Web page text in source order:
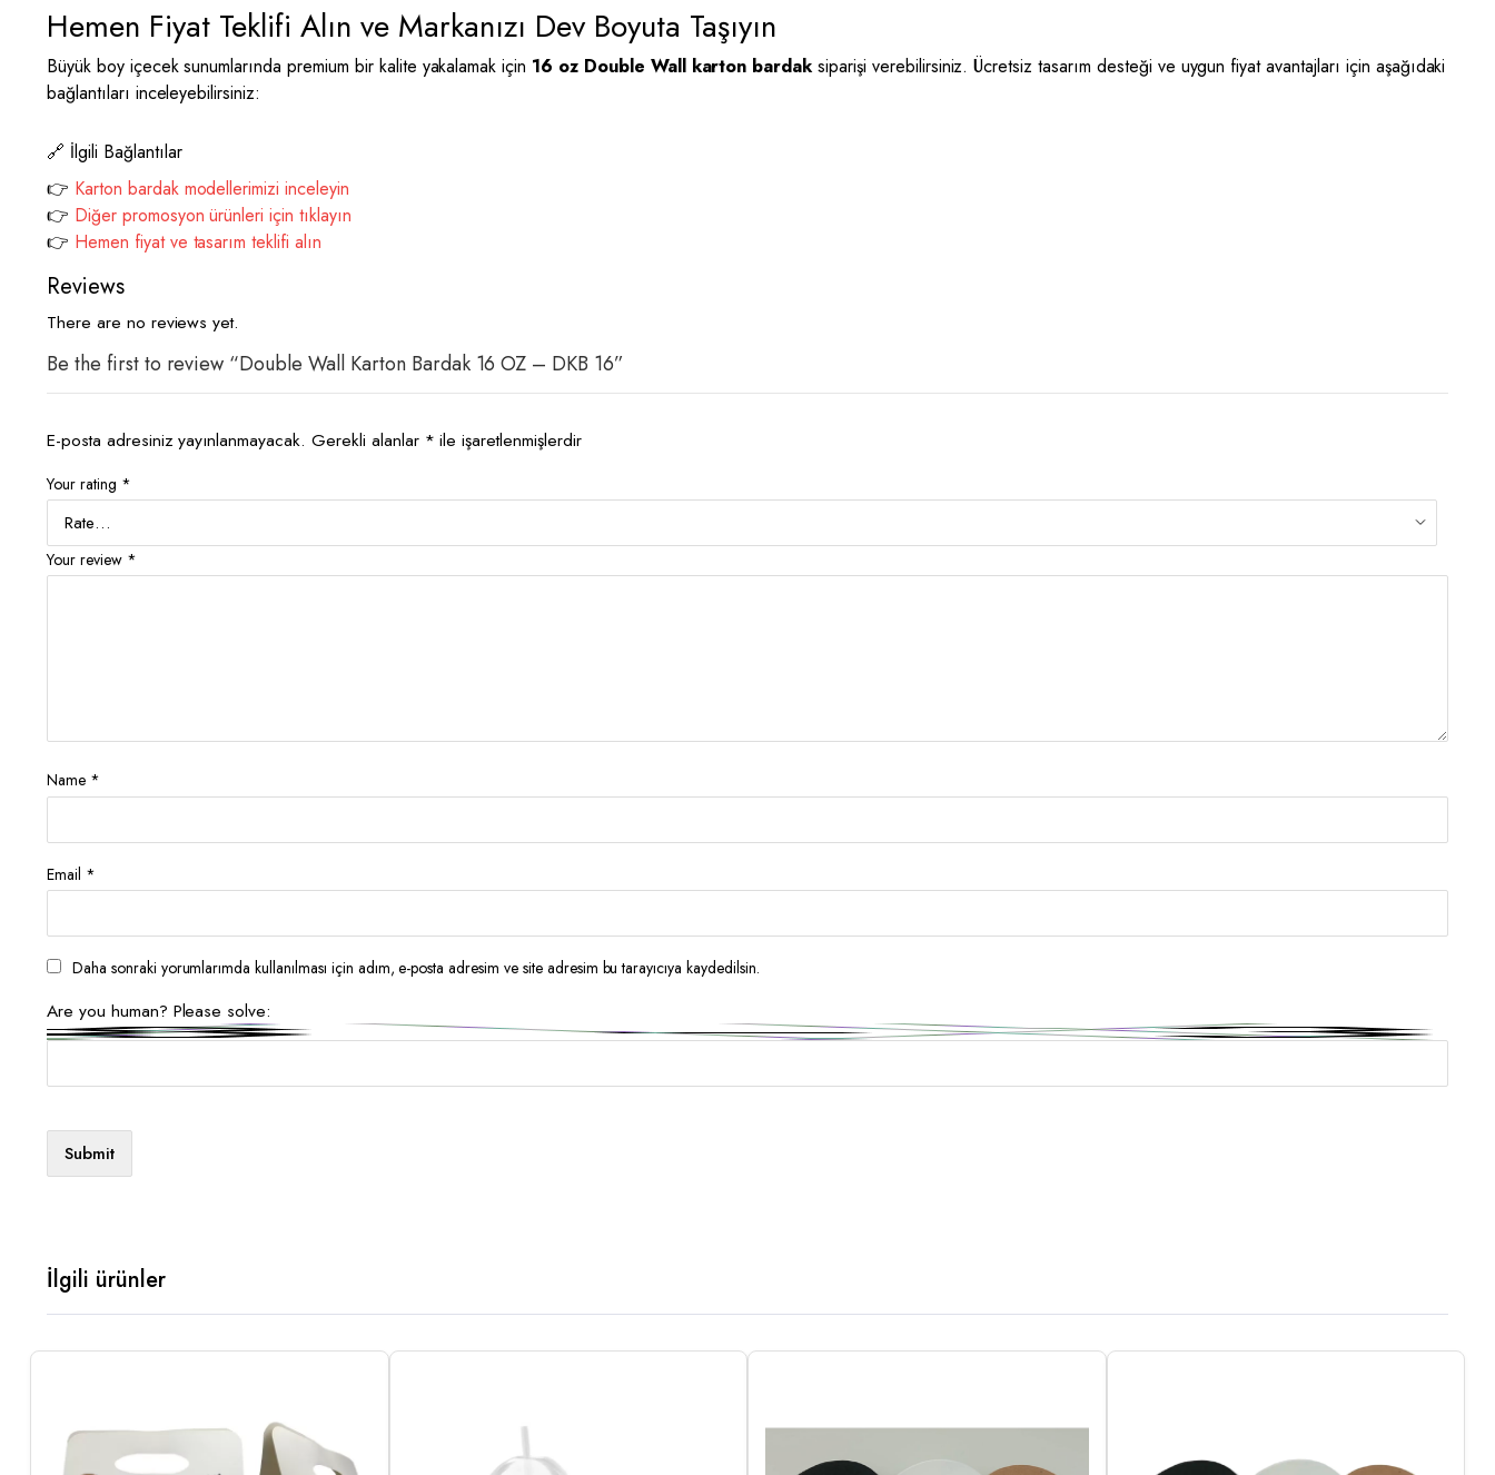
Hemen Fiyat Teklifi Alın ve Markanızı Dev Boyuta Taşıyın
Büyük boy içecek sunumlarında premium bir kalite yakalamak için 16 oz Double Wall karton bardaksiparişi verebilirsiniz. Ücretsiz tasarım desteği ve uygun fiyat avantajları için aşağıdaki
bağlantıları inceleyebilirsiniz:
🔗 İlgili Bağlantılar
👉 Karton bardak modellerimizi inceleyin
👉 Diğer promosyon ürünleri için tıklayın
👉 Hemen fiyat ve tasarım teklifi alın
Reviews
There are no reviews yet.
Be the first to review “Double Wall Karton Bardak 16 OZ – DKB 16”
E-posta adresiniz yayınlanmayacak. Gerekli alanlar * ile işaretlenmişlerdir
Your rating *
Your review *
Name *
Email *
Daha sonraki yorumlarımda kullanılması için adım, e-posta adresim ve site adresim bu tarayıcıya kaydedilsin.
Are you human? Please solve:
İlgili ürünler